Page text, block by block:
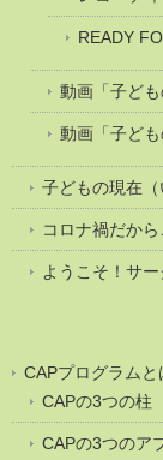
READY
動画「子ども
動画「子ども
子どもの現在（
コロナ禍だか
ようこそ！サ
CAPプログラムと
CAPの3つの柱
CAPの3つのア